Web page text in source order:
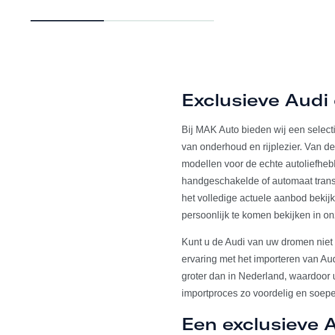
Exclusieve
Bij MAK Auto bieden wij een
van onderhoud en rijplezier. Van
modellen voor de echte
handgeschakelde of automaat
het volledige actuele aanbod
persoonlijk te komen bekijken in
Kunt u de Audi van uw dromen
ervaring met het importeren van
groter dan in Nederland, waardoor
importproces zo voordelig en
Een exclusieve